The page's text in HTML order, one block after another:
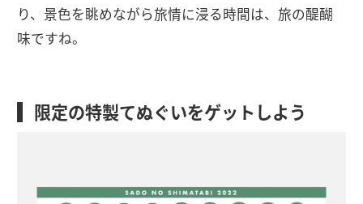
り、景色を眺めながら旅情に浸る時間は、旅の醍醐
味ですね。
限定の特製てぬぐいをゲットしよう